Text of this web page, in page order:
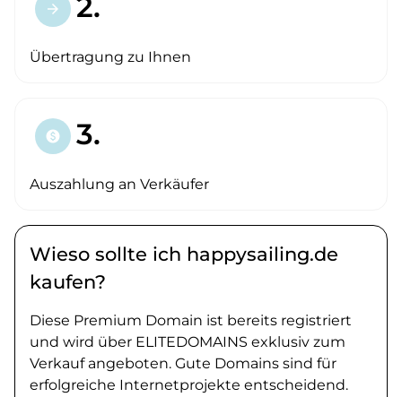
arrow_forward
Übertragung zu Ihnen
paid 3.
Auszahlung an Verkäufer
Wieso sollte ich happysailing.de
kaufen?
Diese Premium Domain ist bereits registriert
und wird über ELITEDOMAINS exklusiv zum
Verkauf angeboten. Gute Domains sind für
erfolgreiche Internetprojekte entscheidend.